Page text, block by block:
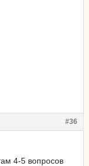
#36
4-5 вопросов